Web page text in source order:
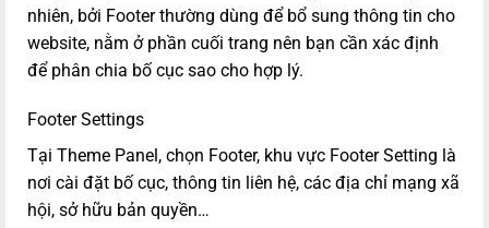
nhiên, bởi Footer thường dùng để bổ sung thông tin cho
website, nằm ở phần cuối trang nên bạn cần xác định
để phân chia bố cục sao cho hợp lý.
Footer Settings
Tại Theme Panel, chọn Footer, khu vực Footer Setting là
nơi cài đặt bố cục, thông tin liên hệ, các địa chỉ mạng xã
hội, sở hữu bản quyền…